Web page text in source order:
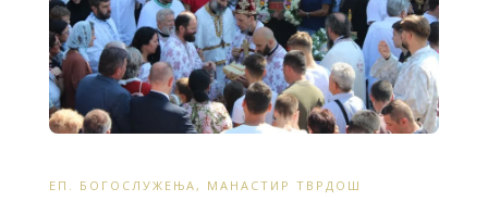
ЕП. БОГОСЛУЖЕЊА , МАНАСТИР ТВРДОШ